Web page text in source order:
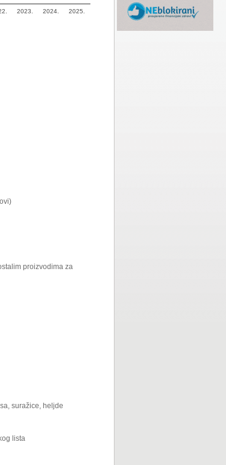
2023. 2024. 2025.
proizvodima za
suražice, heljde
lista